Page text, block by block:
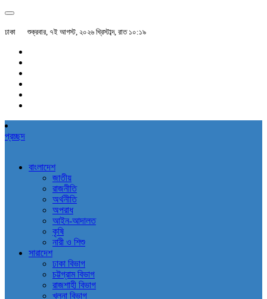
ঢাকা শুক্রবার, ৭ই আগস্ট, ২০২৬ খ্রিস্টাব্দ, রাত ১০:১৯
প্রচ্ছদ
বাংলাদেশ
জাতীয়
রাজনীতি
অর্থনীতি
অপরাধ
আইন-আদালত
কৃষি
নারী ও শিশু
সারাদেশ
ঢাকা বিভাগ
চট্টগ্রাম বিভাগ
রাজশাহী বিভাগ
খুলনা বিভাগ